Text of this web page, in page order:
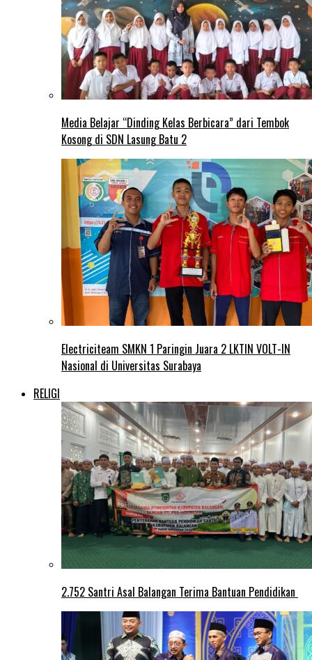
Media Belajar “Dinding Kelas Berbicara” dari Tembok
Kosong di SDN Lasung Batu 2
Electriciteam SMKN 1 Paringin Juara 2 LKTIN VOLT-IN
Nasional di Universitas Surabaya
RELIGI
2.752 Santri Asal Balangan Terima Bantuan Pendidikan